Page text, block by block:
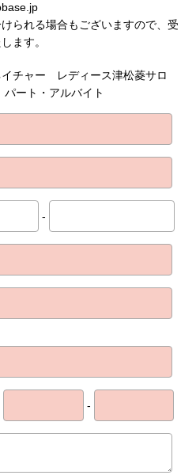
られる場合もございますので、受
ます。
チャー レディース津松菱サロ
ート・アルバイト
-
-